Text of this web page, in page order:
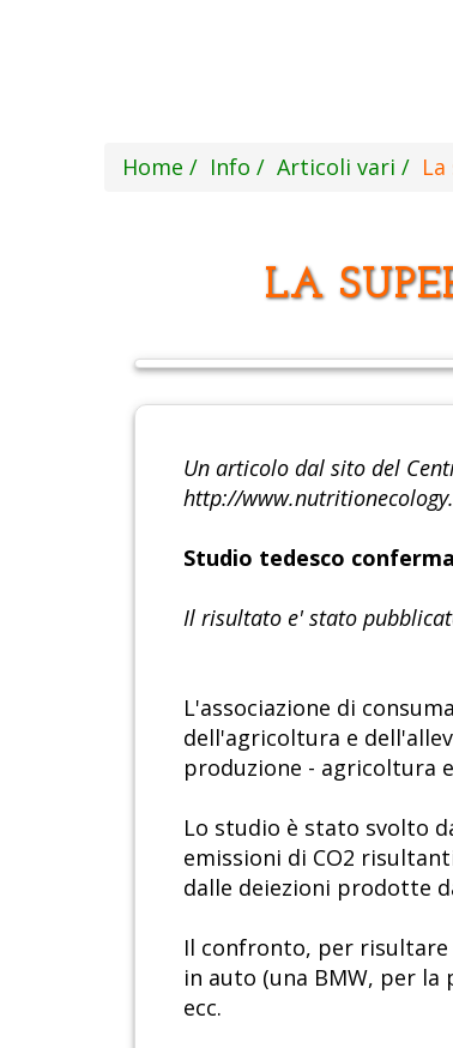
Home Info Articoli vari
LA
Un articolo dal sito del
http://
Studio tedesco
Il risultato e' stato
L'associazione di
dell'agricoltura e
produzione - agricoltura
Lo studio è stato svolto
emissioni di CO2
dalle deiezioni prodotte
Il confronto, per
in auto (una BMW, per
ecc.